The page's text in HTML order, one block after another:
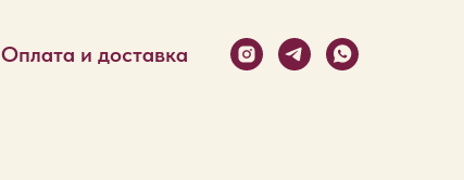
Оплата и доставка